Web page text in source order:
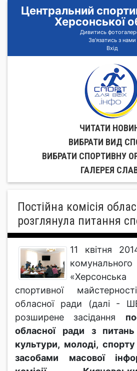
Центральний
Херсонської
Дивитись
Зв'язатись з нами
Вхід
ЧИТАТИ
ВИБРАТИ ВИД
ВИБРАТИ СПОРТИВНУ
ГАЛЕРЕЯ
Постійна комісія
розглянула питання
11 квітня
спортивної
обласної ради (далі -
розширене засідання
обласної ради з питань
культури, молоді, спорту
засобами масової